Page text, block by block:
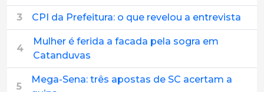
3 CPI da Prefeitura: o que revelou a entrevista
4
Mulher é ferida a facada pela sogra em
Catanduvas
5
Mega-Sena: três apostas de SC acertam a